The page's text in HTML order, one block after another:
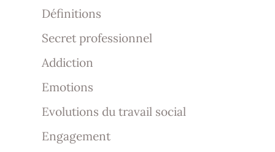
Définitions
Secret professionnel
Addiction
Emotions
Evolutions du travail social
Engagement